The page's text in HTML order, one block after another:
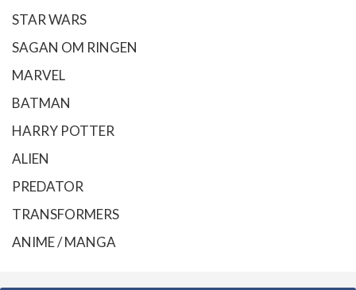
STAR WARS
SAGAN OM RINGEN
MARVEL
BATMAN
HARRY POTTER
ALIEN
PREDATOR
TRANSFORMERS
ANIME / MANGA